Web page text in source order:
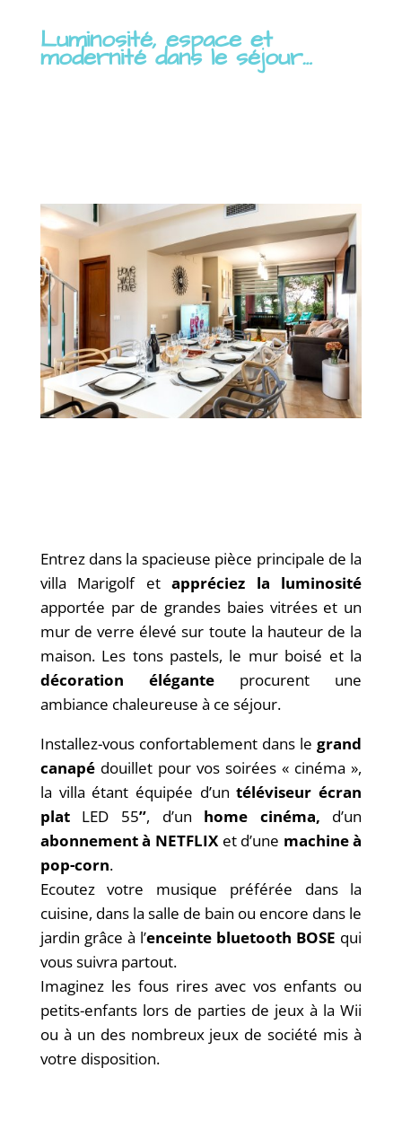
Luminosité, espace et
modernité dans le séjour…
Entrez dans la spacieuse pièce principale de la
villa Marigolf etappréciez la luminosité
apportée par de grandes baies vitrées et un
mur de verre élevé sur toute la hauteur de la
maison. Les tons pastels, le mur boisé et la
décoration éléganteprocurent une
ambiance chaleureuse à ce séjour.
Installez-vous confortablement dans legrand
canapédouillet pour vos soirées « cinéma »,
la villa étant équipée d’un téléviseur écran
plat LED 55’’, d’un home cinéma, d’un
abonnement à NETFLIX et d’une machine à
pop-corn.
Ecoutez votre musique préférée dans la
cuisine, dans la salle de bain ou encore dans le
jardin grâce à l’enceinte bluetooth BOSE qui
vous suivra partout.
Imaginez les fous rires avec vos enfants ou
petits-enfants lors de parties de jeux à la Wii
ou à un des nombreux jeux de société mis à
votre disposition.